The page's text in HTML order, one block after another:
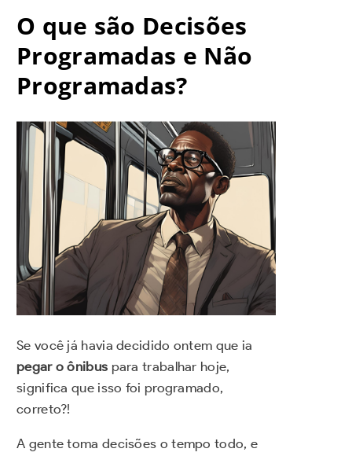
O que são Decisões
Programadas e Não
Programadas?
Se você já havia decidido ontem que ia
pegar o ônibus para trabalhar hoje,
significa que isso foi programado,
correto?!
A gente toma decisões o tempo todo, e